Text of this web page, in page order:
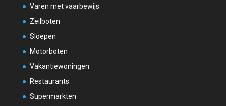
Varen met vaarbewijs
Zeilboten
Sloepen
Motorboten
Vakantiewoningen
Restaurants
Supermarkten